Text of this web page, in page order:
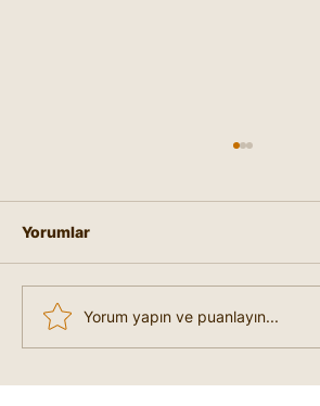
Yorumlar
Yorum yapın ve puanlayın...